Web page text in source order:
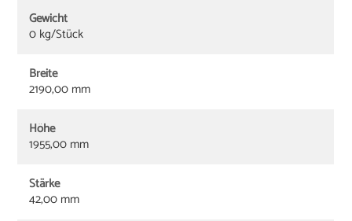
Gewicht
0 kg/Stück
Breite
2190,00 mm
Höhe
1955,00 mm
Stärke
42,00 mm